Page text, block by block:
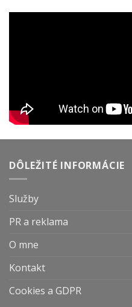
DÔLEŽITÉ INFORMÁCIE
Služby
PR a reklama
O mne
Kontakt
Cookies a GDPR